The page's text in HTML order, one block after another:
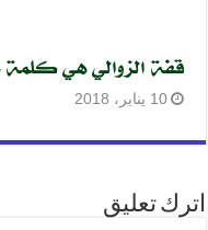
قفة الزوالي هي
10 يناير، 2018
اترك تعليق